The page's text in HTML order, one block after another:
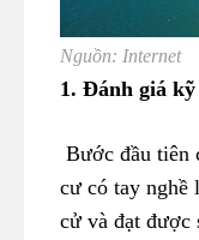
Nguồn: Internet
1. Đánh giá kỹ
Bước đầu tiên
cư có tay nghề
cử và đạt được